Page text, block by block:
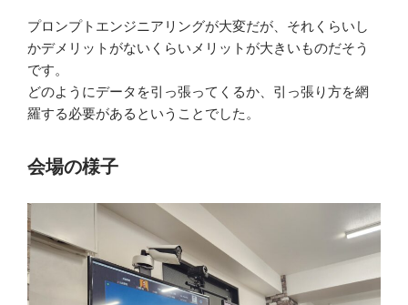
プロンプトエンジニアリングが大変だが、それくらいし
かデメリットがないくらいメリットが大きいものだそう
です。
どのようにデータを引っ張ってくるか、引っ張り方を網
羅する必要があるということでした。
会場の様子